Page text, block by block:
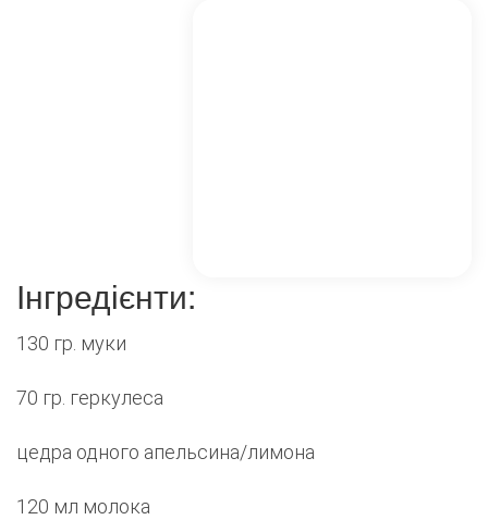
Інгредієнти:
130 гр. муки
70 гр. геркулеса
цедра одного апельсина/лимона
120 мл молока